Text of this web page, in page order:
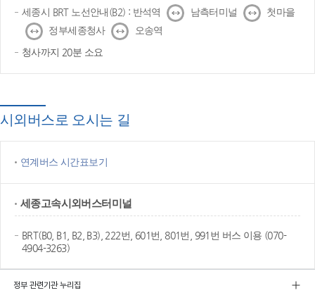
세종시 BRT 노선안내(B2) : 반석역
↔ 남측터미널 ↔
첫마을
↔
정부세종청사 ↔
오송역
청사까지 20분 소요
시외버스로 오시는 길
연계버스 시간표보기
세종고속시외버스터미널
BRT(B0, B1, B2, B3), 222번, 601번, 801번, 991번 버스 이용 (070-
4904-3263)
정부 관련기관 누리집